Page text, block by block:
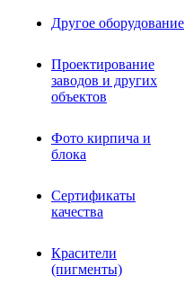
Другое оборудование
Проектирование
заводов и других
объектов
Фото кирпича и
блока
Сертификаты
качества
Красители
(пигменты)